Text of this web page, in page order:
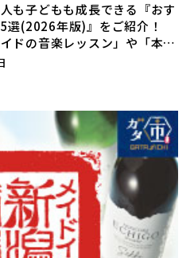
人も子どもも成長できる『おす
選(2026年版)』をご紹介！
イドの音楽レッスン」や「本格
グ」で新しい自分を見つけよ